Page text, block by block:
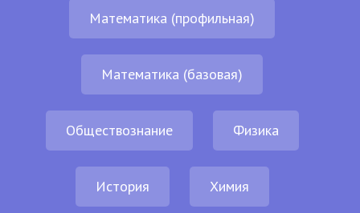
Математика (профильная)
Математика (базовая)
Обществознание Физика
История Химия